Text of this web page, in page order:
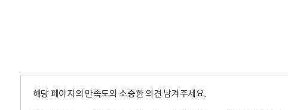
해당 페이지의 만족도와 소중한 의견 남겨주세요.